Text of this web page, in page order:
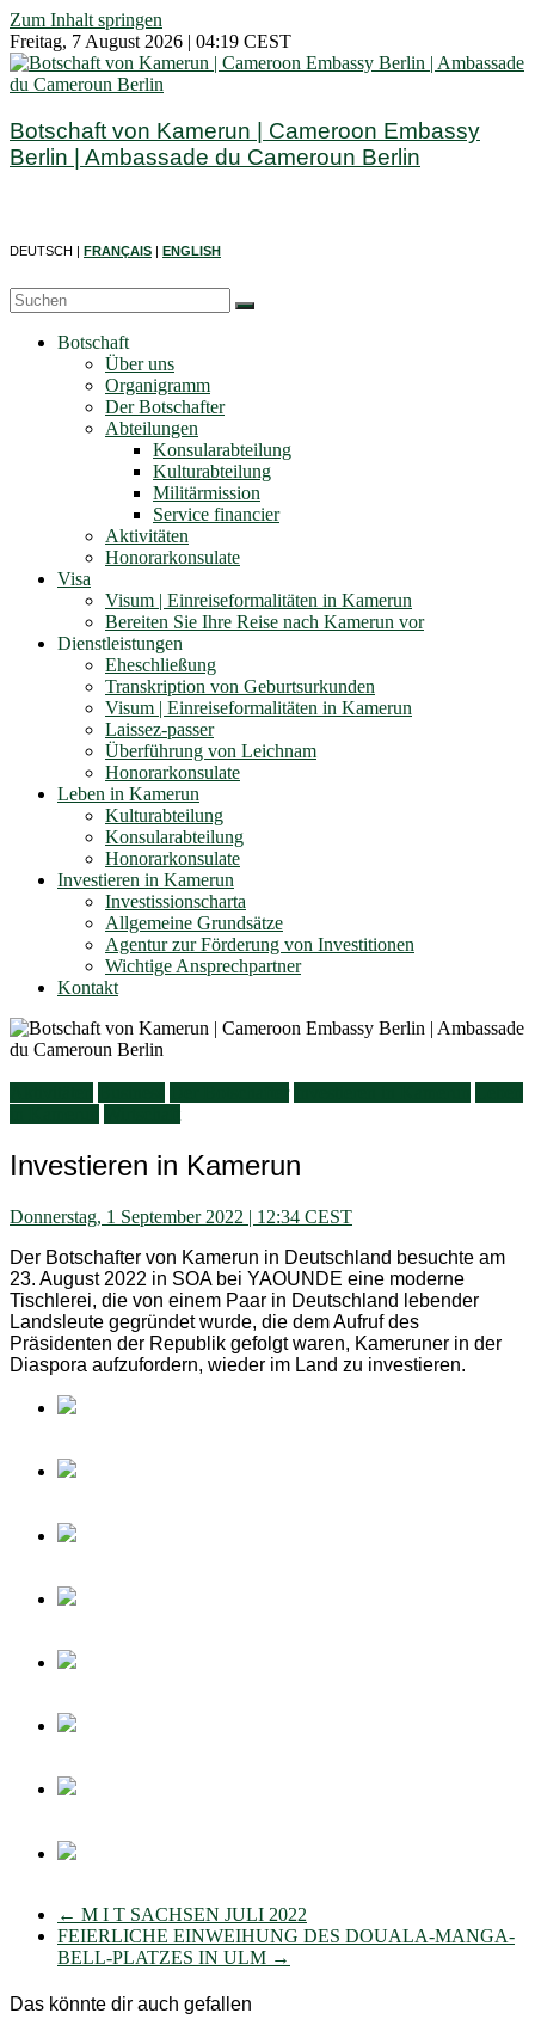
Zum Inhalt springen
Freitag, 7 August 2026 | 04:19 CEST
Botschaft von Kamerun | Cameroon Embassy
Berlin | Ambassade du Cameroun Berlin
DEUTSCH | FRANÇAIS ENGLISH
Botschaft
Über uns
Organigramm
Der Botschafter
Abteilungen
Konsularabteilung
Kulturabteilung
Militärmission
Service financier
Aktivitäten
Honorarkonsulate
Visa
Visum | Einreiseformalitäten in Kamerun
Bereiten Sie Ihre Reise nach Kamerun vor
Dienstleistungen
Eheschließung
Transkription von Geburtsurkunden
Visum | Einreiseformalitäten in Kamerun
Laissez-passer
Überführung von Leichnam
Honorarkonsulate
Leben in Kamerun
Kulturabteilung
Konsularabteilung
Honorarkonsulate
Investieren in Kamerun
Investissionscharta
Allgemeine Grundsätze
Agentur zur Förderung von Investitionen
Wichtige Ansprechpartner
Kontakt
Investieren in Kamerun
Donnerstag, 1 September 2022 | 12:34 CEST
Der Botschafter von Kamerun in Deutschland besuchte am
23. August 2022 in SOA bei YAOUNDE eine moderne
Tischlerei, die von einem Paar in Deutschland lebender
Landsleute gegründet wurde, die dem Aufruf des
Präsidenten der Republik gefolgt waren, Kameruner in der
Diaspora aufzufordern, wieder im Land zu investieren.
← M I T SACHSEN JULI 2022
FEIERLICHE EINWEIHUNG DES DOUALA-MANGA-
BELL-PLATZES IN ULM →
Das könnte dir auch gefallen